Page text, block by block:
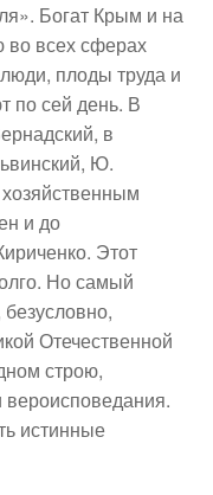
Богат Крым и на
во всех сферах
плоды труда и
по сей день. В
в
Ю.
и до
Этот
Но самый
Отечественной
строю,
вероисповедания.
истинные